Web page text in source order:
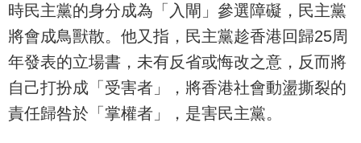
時民主黨的身分成為「入閘」參選障礙，民主黨
將會成鳥獸散。他又指，民主黨趁香港回歸25周
年發表的立場書，未有反省或悔改之意，反而將
自己打扮成「受害者」，將香港社會動盪撕裂的
責任歸咎於「掌權者」，是害民主黨。